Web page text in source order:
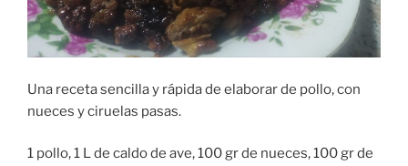
Una receta sencilla y rápida de elaborar de pollo, con
nueces y ciruelas pasas.
1 pollo, 1 L de caldo de ave, 100 gr de nueces, 100 gr de